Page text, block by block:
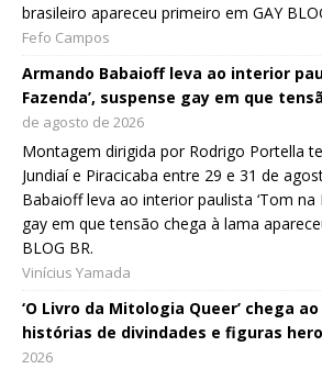
brasileiro apareceu primeiro em GAY
Fefo Campos
Armando Babaioff leva ao interior
Fazenda’, suspense gay em que
de agosto de 2026
Montagem dirigida por Rodrigo Portella
Jundiaí e Piracicaba entre 29 e 31 de
Babaioff leva ao interior paulista ‘Tom na
gay em que tensão chega à lama
BLOG BR.
Vinícius Yamada
‘O Livro da Mitologia Queer’ chega
histórias de divindades e figuras
2026